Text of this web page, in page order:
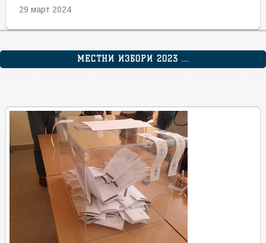
29 март 2024
МЕСТНИ ИЗБОРИ 2023 ...